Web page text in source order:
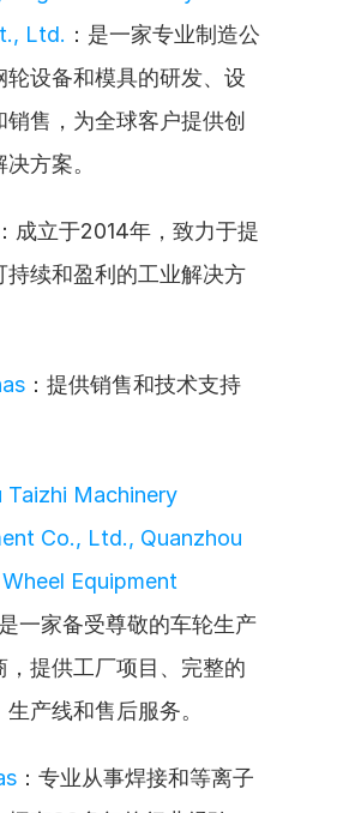
Ltd. ：是一家专业制造公
轮设备和模具的研发、设
销售，为全球客户提供创
方案。
：成立于2014年，致力于提
持续和盈利的工业解决方
：提供销售和技术支持
Taizhi Machinery
Co., Ltd., Quanzhou
Equipment
是一家备受尊敬的车轮生产
，提供工厂项目、完整的
产线和售后服务。
：专业从事焊接和等离子